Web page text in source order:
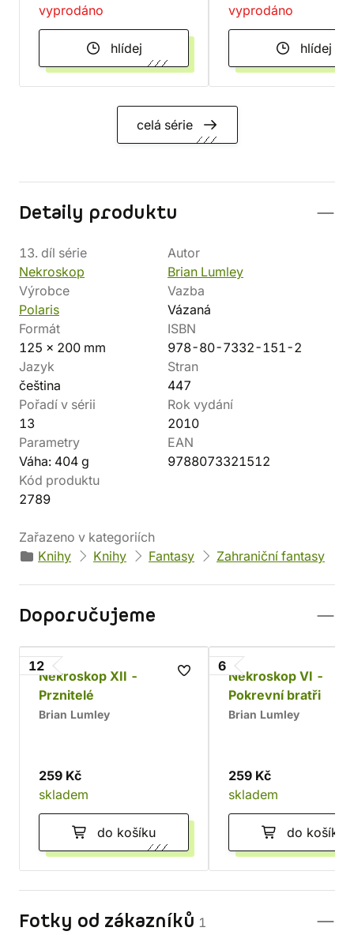
vyprodáno
hlídej
vyprodáno
hlídej
celá série
Detaily produktu
13. díl série
Nekroskop
Autor
Brian Lumley
Výrobce
Polaris
Vazba
Vázaná
Formát
125 x 200 mm
ISBN
978-80-7332-151-2
Jazyk
čeština
Stran
447
Pořadí v sérii
13
Rok vydání
2010
Parametry
Váha: 404 g
EAN
9788073321512
Kód produktu
2789
Zařazeno v kategoriích
Knihy
Knihy Fantasy Zahraniční fantasy
Doporučujeme
12
Nekroskop XII -
Prznitelé
Brian Lumley
259 Kč
skladem
do košíku
6
Nekroskop VI -
Pokrevní bratři
Brian Lumley
259 Kč
skladem
do košíku
Fotky od zákazníků 1